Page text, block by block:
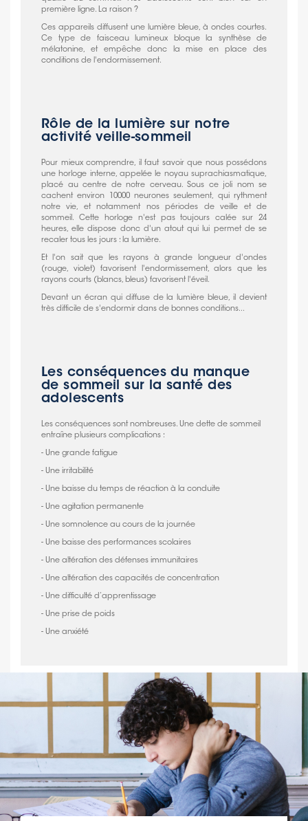
première ligne. La raison ?
Ces appareils diffusent une lumière bleue, à ondes courtes.
Ce type de faisceau lumineux bloque la synthèse de
mélatonine, et empêche donc la mise en place des
conditions de l'endormissement.
Rôle de la lumière sur notre
activité veille-sommeil
Pour mieux comprendre, il faut savoir que nous possédons
une horloge interne, appelée le noyau suprachiasmatique,
placé au centre de notre cerveau. Sous ce joli nom se
cachent environ 10000 neurones seulement, qui rythment
notre vie, et notamment nos périodes de veille et de
sommeil. Cette horloge n'est pas toujours calée sur 24
heures, elle dispose donc d'un atout qui lui permet de se
recaler tous les jours : la lumière.
Et l'on sait que les rayons à grande longueur d'ondes
(rouge, violet) favorisent l'endormissement, alors que les
rayons courts (blancs, bleus) favorisent l'éveil.
Devant un écran qui diffuse de la lumière bleue, il devient
très difficile de s'endormir dans de bonnes conditions...
Les conséquences du manque
de sommeil sur la santé des
adolescents
Les conséquences sont nombreuses. Une dette de sommeil
entraîne plusieurs complications :
- Une grande fatigue
- Une irritabilité
- Une baisse du temps de réaction à la conduite
- Une agitation permanente
- Une somnolence au cours de la journée
- Une baisse des performances scolaires
- Une altération des défenses immunitaires
- Une altération des capacités de concentration
- Une difficulté d’apprentissage
- Une prise de poids
- Une anxiété